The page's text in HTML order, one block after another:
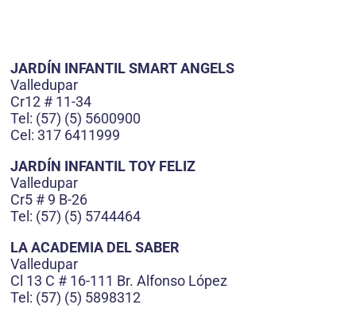
JARDÍN INFANTIL SMART ANGELS
Valledupar
Cr12 # 11-34
Tel: (57) (5) 5600900
Cel: 317 6411999
JARDÍN INFANTIL TOY FELIZ
Valledupar
Cr5 # 9 B-26
Tel: (57) (5) 5744464
LA ACADEMIA DEL SABER
Valledupar
Cl 13 C # 16-111 Br. Alfonso López
Tel: (57) (5) 5898312